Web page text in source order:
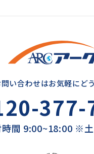
い合わせはお気軽にど
377-
時間 9:00~18:00 ※